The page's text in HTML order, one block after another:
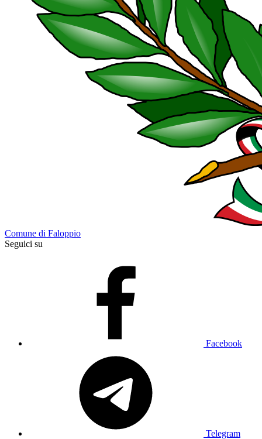
Comune di Faloppio
Seguici su
Facebook
Telegram